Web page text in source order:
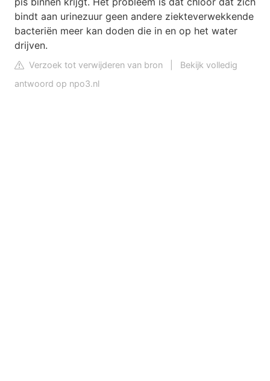
bindt aan urinezuur geen andere ziekteverwekkende
bacteriën meer kan doden die in en op het water
drijven.
Verzoek tot verwijderen van bron
Bekijk volledig
antwoord op npo3.nl